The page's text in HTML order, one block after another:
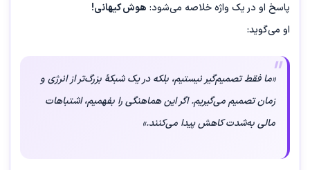
پاسخ او در یک واژه خلاصه می‌شود: هوش کیهانی!
او می‌گوید:
«ما فقط تصمیم‌گیر نیستیم، بلکه در یک شبکهٔ بزرگ‌تر از انرژی و
زمان تصمیم می‌گیریم. اگر این هماهنگی را بفهمیم، اشتباهات
مالی به‌شدت کاهش پیدا می‌کنند.»